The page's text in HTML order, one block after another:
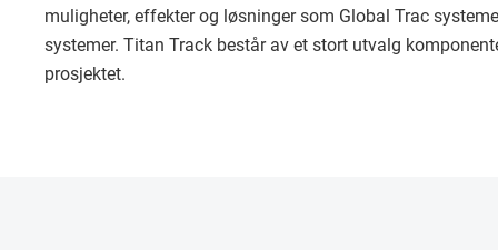
muligheter, effekter og løsninger som Global Trac
systemer. Titan Track består av et stort utvalg
prosjektet.